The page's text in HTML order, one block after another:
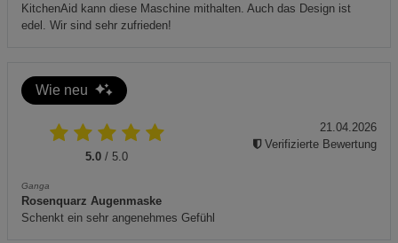
KitchenAid kann diese Maschine mithalten. Auch das Design ist
edel. Wir sind sehr zufrieden!
Wie neu
5.0 / 5.0
Ganga
Rosenquarz Augenmaske
Schenkt ein sehr angenehmes Gefühl
21.04.2026
Verifizierte Bewertung